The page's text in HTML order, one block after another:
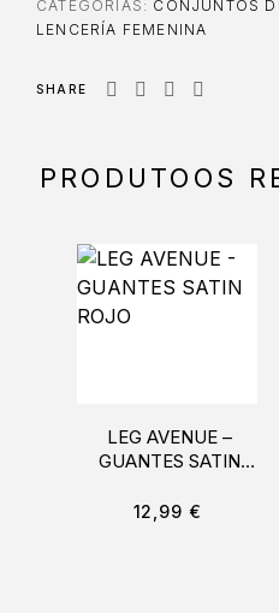
CATEGORÍAS: CONJUNTOS
LENCERÍA FEMENINA
SHARE
PRODUTOOS
LEG AVENUE –
GUANTES SATIN
12,99 €